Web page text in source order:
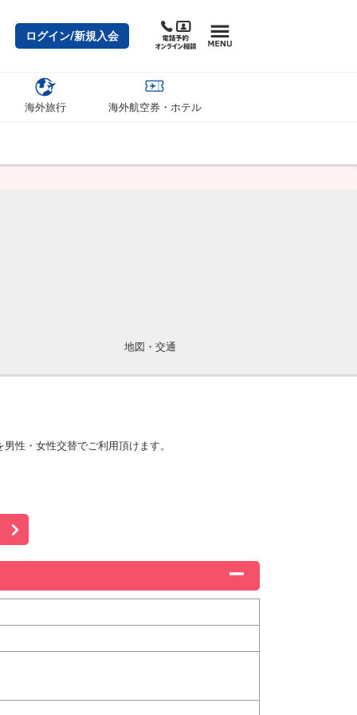
ログイン/新規入会
海外旅行 海外航空券・ホテル
地図・交通
性・女性交替でご利用頂けます。